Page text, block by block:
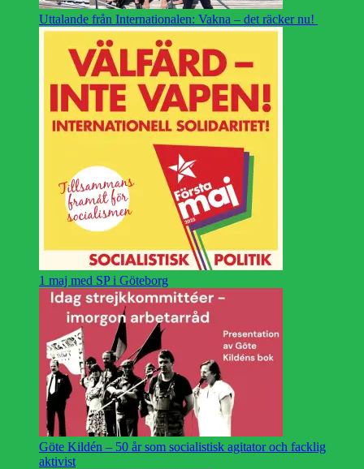
Uttalande från Internationalen: Vakna – det räcker nu!
1 maj med SP i Göteborg
Göte Kildén – 50 år som socialistisk agitator och facklig
aktivist